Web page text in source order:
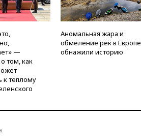
—
том, как
к теплому
Аномальная жара и
обмеление рек в Европе
обнажили историю